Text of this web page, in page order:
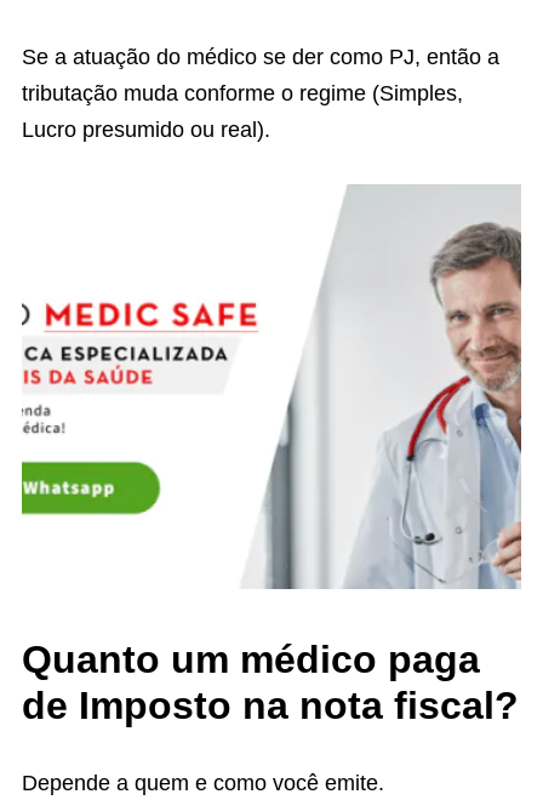
Se a atuação do médico se der como PJ, então a
tributação muda conforme o regime (Simples,
Lucro presumido ou real).
Quanto um médico paga
de Imposto na nota fiscal?
Depende a quem e como você emite.